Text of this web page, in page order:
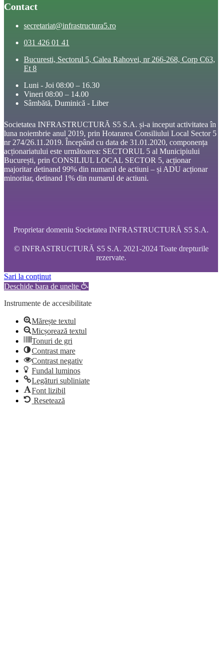
Contact
secretariat@infrastructura5.ro
031 426 01 41
Bucuresti, Sectorul 5, Calea Rahovei, nr 266-268, Corp C63,
Et 8
Luni - Joi 08:00 – 16.30
Vineri 08:00 – 14.00
Sâmbătă, Duminică - Liber
Societatea INFRASTRUCTURĂ S5 S.A. și-a inceput activitatea în
luna noiembrie anul 2019, prin Hotararea Consiliului Local Sector 5
nr 274/26.11.2019. Începând cu data de 31.01.2020, componența
acționariatului este următoarea: SECTORUL 5 al Municipiului
București, prin CONSILIUL LOCAL SECTOR 5, acționar
majoritar detinand 99% din numarul de actiuni – și ADU acționar
minoritar, detinand 1% din numarul de actiuni.
Proprietar domeniu Societatea INFRASTRUCTURĂ S5 S.A.
© INFRASTRUCTURĂ S5 S.A. 2021-2024 Toate drepturile
rezervate.
Sari la conținut
Deschide bara de unelte
Instrumente de accesibilitate
Mărește textul
Micșorează textul
Tonuri de gri
Contrast mare
Contrast negativ
Fundal luminos
Legături subliniate
Font lizibil
Resetează